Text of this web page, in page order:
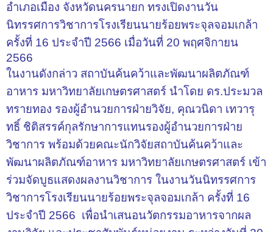
อำเภอเมือง จังหวัดนครนายก ทรงเปิดงานวัน
นิทรรศการวิชาการโรงเรียนนายร้อยพระจุลจอมเกล้า
ครั้งที่ 16 ประจำปี 2566 เมื่อวันที่ 20 พฤศจิกายน
2566
ในงานดังกล่าว สถาบันค้นคว้าและพัฒนาผลิตภัณฑ์
อาหาร มหาวิทยาลัยเกษตรศาสตร์ นำโดย ดร.ประมวล
ทรายทอง รองผู้อำนวยการฝ่ายวิจัย, คุณวนิดา เทวารุ
ทธิ์ ชิติสรรค์กุลรักษาการแทนรองผู้อำนวยการฝ่าย
วิชาการ พร้อมด้วยคณะนักวิจัยสถาบันค้นคว้าและ
พัฒนาผลิตภัณฑ์อาหาร มหาวิทยาลัยเกษตรศาสตร์ เข้า
ร่วมจัดบูธแสดงผลงานวิชาการ ในงานวันนิทรรศการ
วิชาการโรงเรียนนายร้อยพระจุลจอมเกล้า ครั้งที่ 16
ประจำปี 2566 เพื่อนำเสนอนวัตกรรมอาหารจากผล